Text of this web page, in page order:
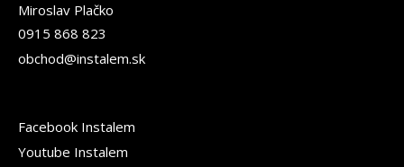
Miroslav Plačko
0915 868 823
obchod@instalem.sk
Facebook Instalem
Youtube Instalem